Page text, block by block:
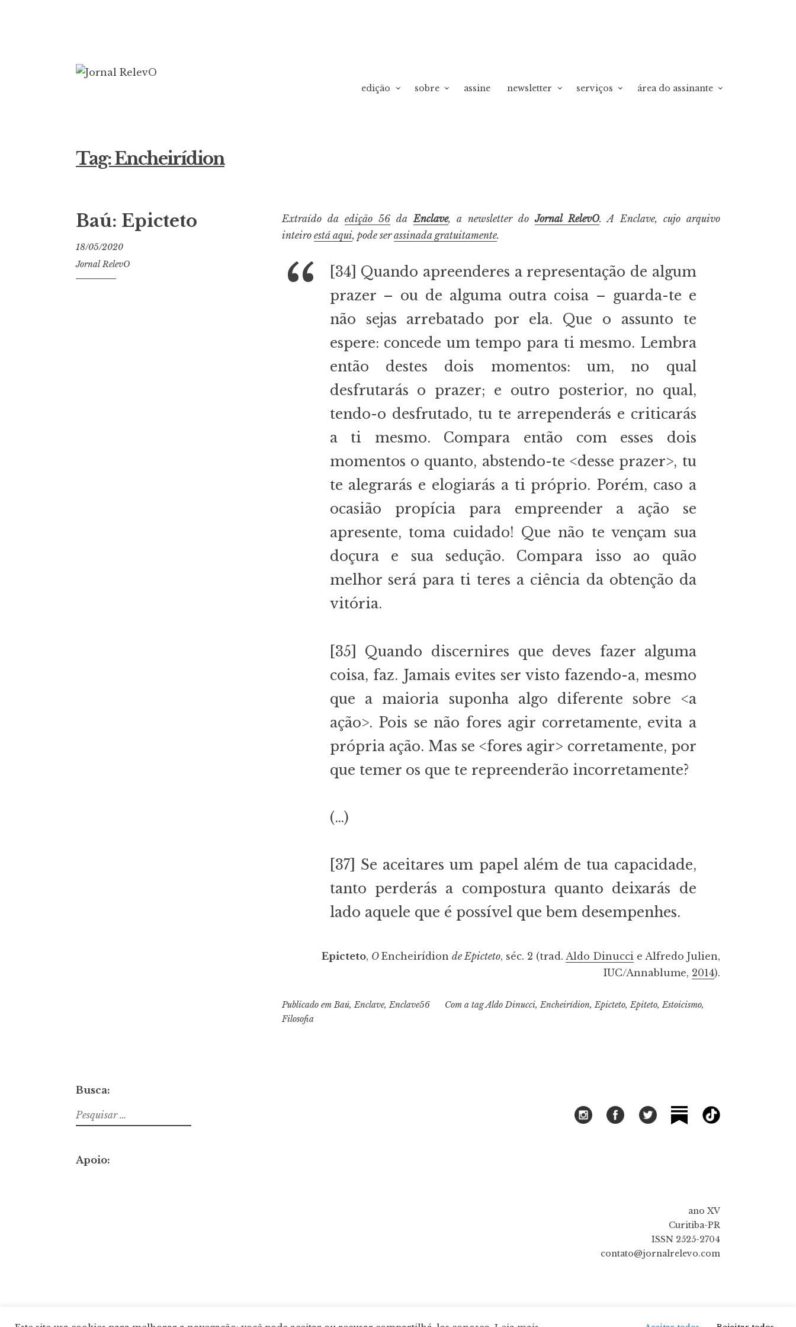
para
edição sobre assine newsletter serviços área do assinante
Tag:Encheirídion
Baú: Epicteto
18/05/2020
Jornal RelevO
Extraído daedição 56 daEnclave, a newsletter doJornal RelevO. A Enclave, cujo arquivo
inteiroestá aqui, pode serassinada gratuitamente.
[34] Quando apreenderes a representação de algum
prazer – ou de alguma outra coisa – guarda-te e
não sejas arrebatado por ela. Que o assunto te
espere: concede um tempo para ti mesmo. Lembra
então destes dois momentos: um, no qual
desfrutarás o prazer; e outro posterior, no qual,
tendo-o desfrutado, tu te arrependerás e criticarás
a ti mesmo. Compara então com esses dois
momentos o quanto, abstendo-te <desse prazer>, tu
te alegrarás e elogiarás a ti próprio. Porém, caso a
ocasião propícia para empreender a ação se
apresente, toma cuidado! Que não te vençam sua
doçura e sua sedução. Compara isso ao quão
melhor será para ti teres a ciência da obtenção da
vitória.
[35] Quando discernires que deves fazer alguma
coisa, faz. Jamais evites ser visto fazendo-a, mesmo
que a maioria suponha algo diferente sobre <a
ação>. Pois se não fores agir corretamente, evita a
própria ação. Mas se <fores agir> corretamente, por
que temer os que te repreenderão incorretamente?
(…)
[37] Se aceitares um papel além de tua capacidade,
tanto perderás a compostura quanto deixarás de
lado aquele que é possível que bem desempenhes.
Epicteto, O Encheirídion de Epicteto, séc. 2 (trad. Aldo Dinucci e Alfredo Julien,
IUC/Annablume, 2014).
Publicado emBaú,Enclave,Enclave56 Com a tagAldo Dinucci,Encheirídion,Epicteto,Epiteto,Estoicismo,
Filosofia
Busca:
Pesquisar
por:
Apoio:
ano XV
Curitiba-PR
ISSN 2525-2704
contato@jornalrelevo.com